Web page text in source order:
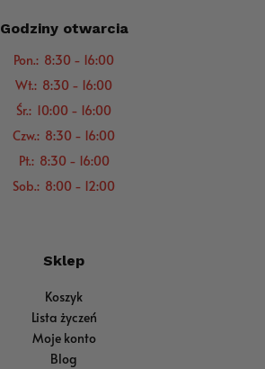
Godziny otwarcia
Pon.: 8:30 - 16:00
Wt.: 8:30 - 16:00
Śr.: 10:00 - 16:00
Czw.: 8:30 - 16:00
Pt.: 8:30 - 16:00
Sob.: 8:00 - 12:00
Sklep
Koszyk
Lista życzeń
Moje konto
Blog